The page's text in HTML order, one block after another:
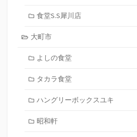
食堂S.S犀川店
大町市
よしの食堂
タカラ食堂
ハングリーボックスユキ
昭和軒